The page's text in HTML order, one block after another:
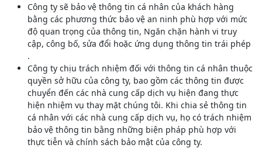
Công ty sẽ bảo vệ thông tin cá nhân của khách hàng
bằng các phương thức bảo vệ an ninh phù hợp với mức
độ quan trọng của thông tin, Ngăn chặn hành vi truy
cập, công bố, sửa đổi hoặc ứng dụng thông tin trái phép
.
Công ty chịu trách nhiệm đối với thông tin cá nhân thuộc
quyền sở hữu của công ty, bao gồm các thông tin được
chuyển đến các nhà cung cấp dịch vụ hiện đang thực
hiện nhiệm vụ thay mặt chúng tôi. Khi chia sẻ thông tin
cá nhân với các nhà cung cấp dịch vụ, họ có trách nhiệm
bảo vệ thông tin bằng những biện pháp phù hợp với
thực tiễn và chính sách bảo mật của công ty.